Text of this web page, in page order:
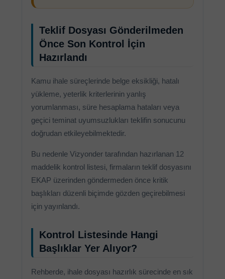
Teklif Dosyası Gönderilmeden
Önce Son Kontrol İçin
Hazırlandı
Kamu ihale süreçlerinde belge eksikliği, hatalı
yükleme, yeterlik kriterlerinin yanlış
yorumlanması, süre hesaplama hataları veya
geçici teminat uyumsuzlukları teklifin sonucunu
doğrudan etkileyebilmektedir.
Bu nedenle Vizyonder tarafından hazırlanan 12
maddelik kontrol listesi, firmaların teklif dosyasını
EKAP üzerinden göndermeden önce kritik
başlıkları düzenli biçimde gözden geçirebilmesi
için yayınlandı.
Kontrol Listesinde Hangi
Başlıklar Yer Alıyor?
Rehberde, ihale dosyası hazırlık sürecinde en sık